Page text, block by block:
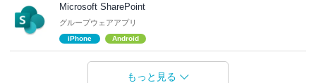
Microsoft SharePoint
グループウェアアプリ
iPhone Android
もっと見る